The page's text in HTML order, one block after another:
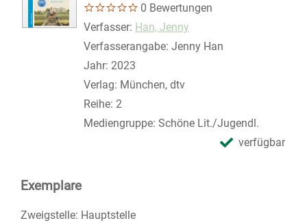
0 Bewertungen
Verfasser: Suche nach diesem Verfasser
Han, Jenny
Verfasserangabe: Jenny Han
Jahr: 2023
Verlag: München, dtv
Reihe: 2
Mediengruppe: Schöne Lit./Jugendl.
verfügbar
Exemplare
Zweigstelle: Hauptstelle